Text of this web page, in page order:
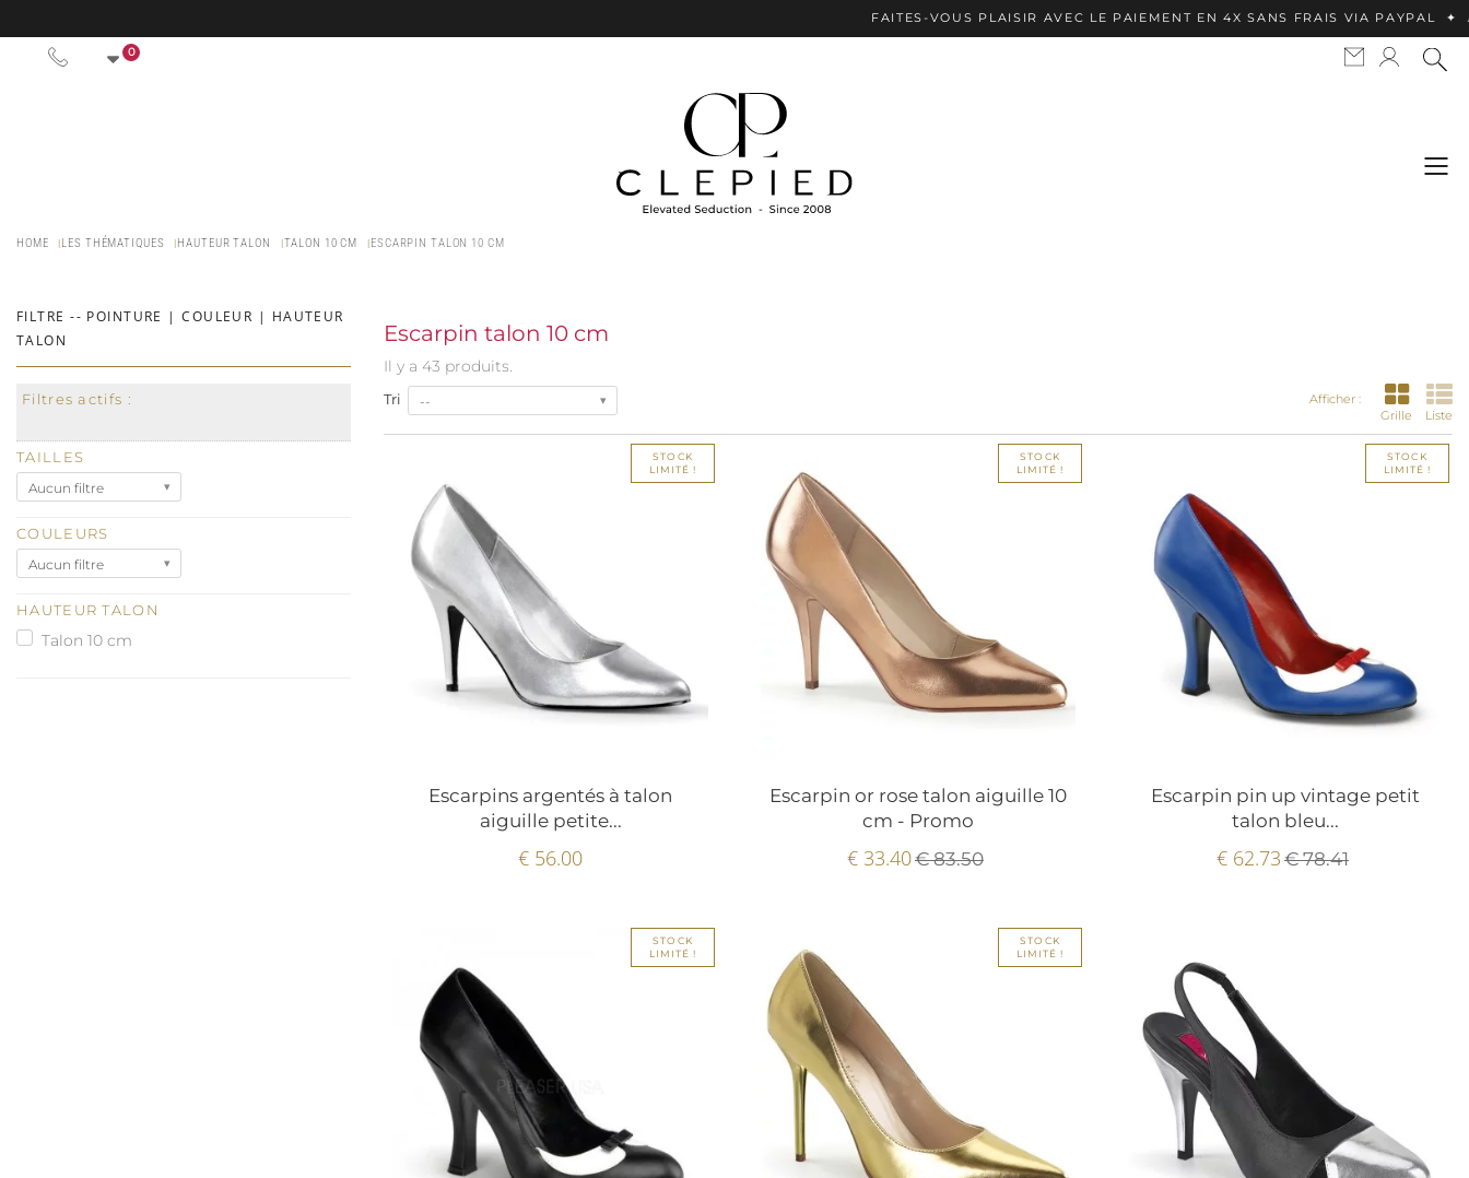
FAITES-VOUS PLAISIR AVEC LE PAIEMENT EN 4X SANS FRAIS VIA PAYPAL ✦ APPLE PAY
0
HOME LES THÉMATIQUES HAUTEUR TALON TALON 10 CM ESCARPIN TALON 10 CM
FILTRE -- POINTURE | COULEUR | HAUTEUR
TALON
Filtres actifs :
TAILLES
Aucun filtre
COULEURS
Aucun filtre
HAUTEUR TALON
Talon 10 cm
Escarpin talon 10 cm
Il y a 43 produits.
Afficher :
Grille
Liste
Tri --
STOCK
LIMITÉ !
Escarpins argentés à talon
aiguille petite...
€ 56.00
STOCK
LIMITÉ !
Escarpin or rose talon aiguille 10
cm - Promo
€ 33.40€ 83.50
STOCK
LIMITÉ !
Escarpin pin up vintage petit
talon bleu...
€ 62.73 € 78.41
STOCK
LIMITÉ !
STOCK
LIMITÉ !